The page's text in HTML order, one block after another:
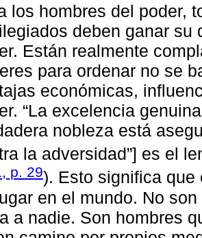
los hombres del poder,
deben ganar su
Están realmente
para ordenar no se
económicas,
“La excelencia
nobleza está
la adversidad”] es el
p. 29). Esto significa
en el mundo. No
a nadie. Son hombres